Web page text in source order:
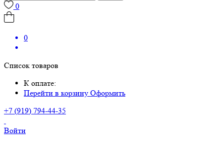
0
0
Список товаров
К оплате:
Перейти в корзину Оформить
+7 (919) 794-44-35
Войти